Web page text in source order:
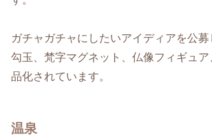
ガチャガチャにしたいアイディアを公募
勾玉、梵字マグネット、仏像フィギュ
品化されています。
温泉